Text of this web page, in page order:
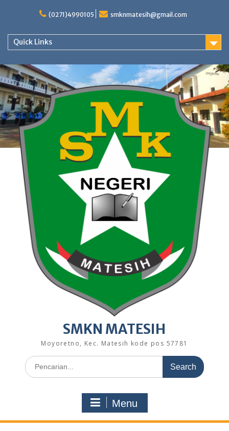
(0271)4990105 smknmatesih@gmail.com
Quick Links
SMKN MATESIH
Moyoretno, Kec. Matesih kode pos 57781
Search
for:
Menu